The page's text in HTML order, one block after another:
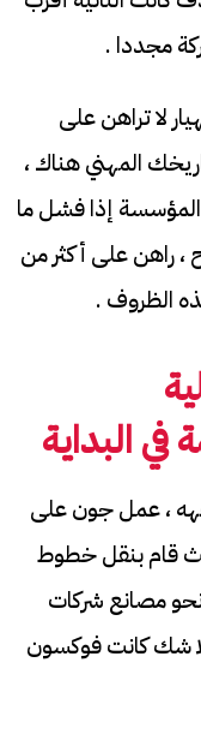
مجددا .
لا تراهن على
المهني هناك ،
إذا فشل ما
، راهن على أكثر من
البداية
، عمل جون على
قام بنقل خطوط
نحو مصانع شركات
شك كانت فوكسون